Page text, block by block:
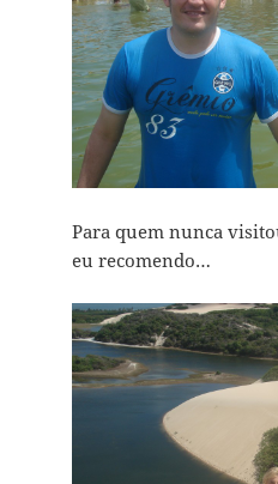
Para quem nunca
eu recomendo…